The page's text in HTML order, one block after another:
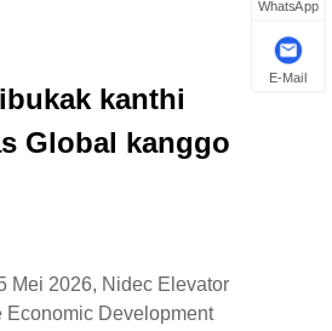
kanthi
Global kanggo
Mei 2026, Nidec Elevator
Economic Development
WhatsApp
E-Mail